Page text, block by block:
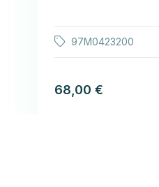
97M0423200
68,00 €